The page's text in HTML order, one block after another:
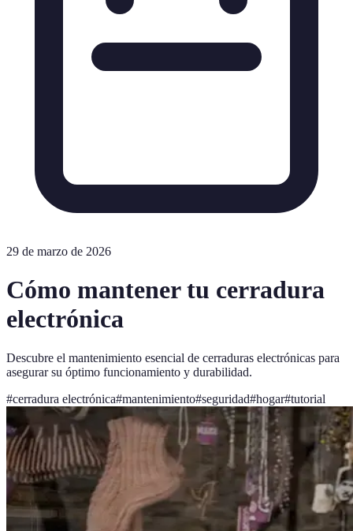
29 de marzo de 2026
Cómo mantener tu cerradura
electrónica
Descubre el mantenimiento esencial de cerraduras electrónicas para
asegurar su óptimo funcionamiento y durabilidad.
#cerradura electrónica#mantenimiento#seguridad#hogar#tutorial